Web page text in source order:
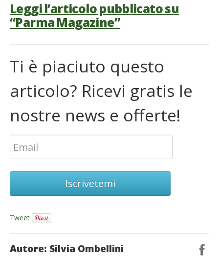
Leggi l’articolo pubblicato su
“Parma Magazine”
Ti è piaciuto questo
articolo? Ricevi gratis le
nostre news e offerte!
Iscrivetemi
Tweet
Autore: Silvia Ombellini